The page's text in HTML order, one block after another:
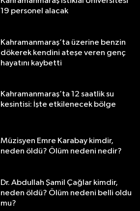
19 personel alacak
Kahramanmaraş’ta üzerine benzin
dökerek kendini ateşe veren genç
hayatını kaybetti
Kahramanmaraş’ta 12 saatlik su
kesintisi: İşte etkilenecek bölge
Müzisyen Emre Karabay kimdir,
neden öldü? Ölüm nedeni nedir?
Dr. Abdullah Şamil Çağlar kimdir,
neden öldü? Ölüm nedeni belli oldu
mu?